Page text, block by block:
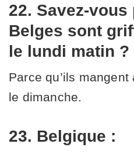
22. Savez-
Belges sont
le lundi matin ?
Parce qu’ils
le dimanche.
23. Belgique :